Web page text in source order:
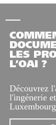
LES
L’OAI ?
Découvrez
l'ingénerie